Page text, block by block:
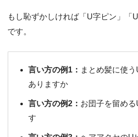
もし恥ずかしければ「U字ピン」「
です。
言い方の例1： まとめ髪に使
ありますか
言い方の例2： お団子を留め
す